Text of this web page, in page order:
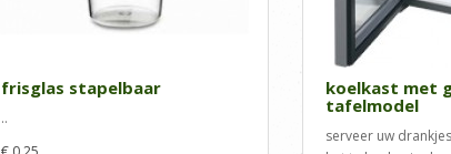
frisglas stapelbaar
..
koelkast met
tafelmodel
serveer uw